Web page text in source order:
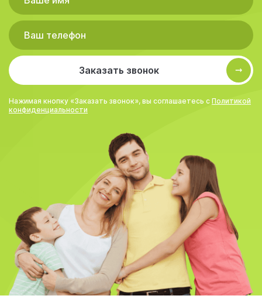
Заказать звонок
Нажимая кнопку «Заказать звонок», вы соглашаетесь с Политикой
конфиденциальности